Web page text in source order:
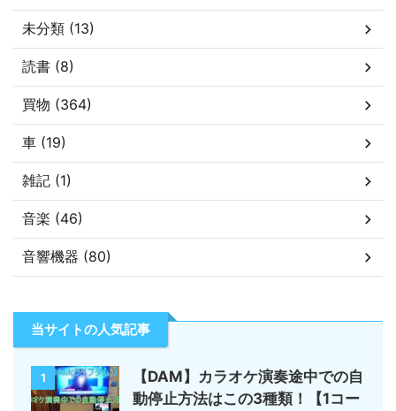
未分類 (13)
読書 (8)
買物 (364)
車 (19)
雑記 (1)
音楽 (46)
音響機器 (80)
当サイトの人気記事
1
【DAM】カラオケ演奏途中での自
動停止方法はこの3種類！【1コー